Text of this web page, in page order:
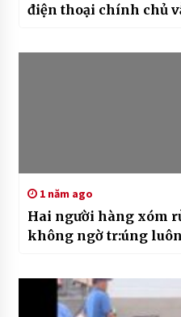
điện thoại chính chủ
1 năm ago
Hai người hàng xóm
không ngờ tr:úng